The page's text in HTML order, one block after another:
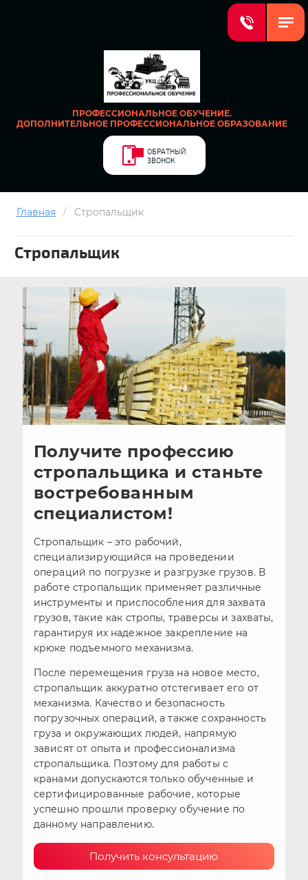
ПРОФЕССИОНАЛЬНОЕ ОБУЧЕНИЕ.
ДОПОЛНИТЕЛЬНОЕ ПРОФЕССИОНАЛЬНОЕ ОБРАЗОВАНИЕ
ОБРАТНЫЙ
ЗВОНОК
Главная / Стропальщик
Стропальщик
Получите профессию
стропальщика и станьте
востребованным
специалистом!
Стропальщик – это рабочий,
специализирующийся на проведении
операций по погрузке и разгрузке грузов. В
работе стропальщик применяет различные
инструменты и приспособления для захвата
грузов, такие как стропы, траверсы и захваты,
гарантируя их надежное закрепление на
крюке подъемного механизма.
После перемещения груза на новое место,
стропальщик аккуратно отстегивает его от
механизма. Качество и безопасность
погрузочных операций, а также сохранность
груза и окружающих людей, напрямую
зависят от опыта и профессионализма
стропальщика. Поэтому для работы с
кранами допускаются только обученные и
сертифицированные рабочие, которые
успешно прошли проверку обучение по
данному направлению.
Получить консультацию